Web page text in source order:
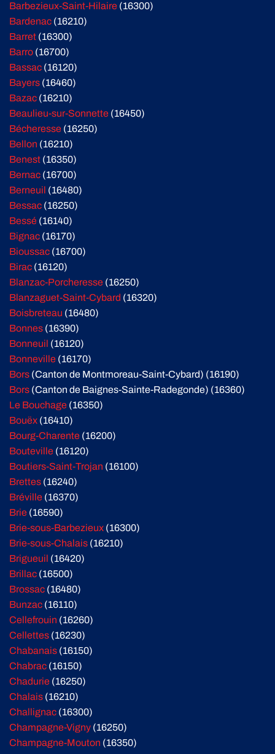
Barbezieux-Saint-Hilaire (16300)
Bardenac (16210)
Barret (16300)
Barro (16700)
Bassac (16120)
Bayers (16460)
Bazac (16210)
Beaulieu-sur-Sonnette (16450)
Bécheresse (16250)
Bellon (16210)
Benest (16350)
Bernac (16700)
Berneuil (16480)
Bessac (16250)
Bessé (16140)
Bignac (16170)
Bioussac (16700)
Birac (16120)
Blanzac-Porcheresse (16250)
Blanzaguet-Saint-Cybard (16320)
Boisbreteau (16480)
Bonnes (16390)
Bonneuil (16120)
Bonneville (16170)
Bors (Canton de Montmoreau-Saint-Cybard) (16190)
Bors (Canton de Baignes-Sainte-Radegonde) (16360)
Le Bouchage (16350)
Bouëx (16410)
Bourg-Charente (16200)
Bouteville (16120)
Boutiers-Saint-Trojan (16100)
Brettes (16240)
Bréville (16370)
Brie (16590)
Brie-sous-Barbezieux (16300)
Brie-sous-Chalais (16210)
Brigueuil (16420)
Brillac (16500)
Brossac (16480)
Bunzac (16110)
Cellefrouin (16260)
Cellettes (16230)
Chabanais (16150)
Chabrac (16150)
Chadurie (16250)
Chalais (16210)
Challignac (16300)
Champagne-Vigny (16250)
Champagne-Mouton (16350)